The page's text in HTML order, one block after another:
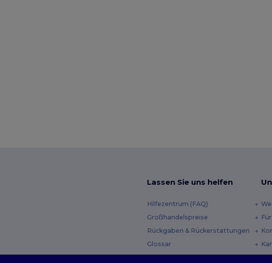
Lassen Sie uns helfen
Hilfezentrum (FAQ)
Großhandelspreise
Rückgaben & Rückerstattungen
Glossar